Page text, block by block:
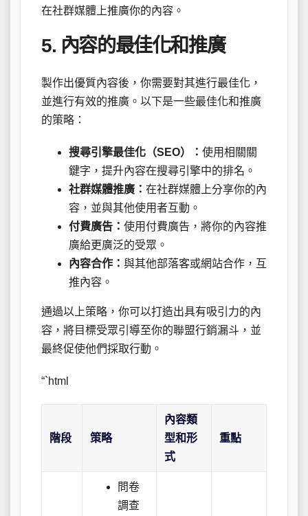
在社群媒體上推廣你的內容。
5. 內容的最佳化和推廣
製作出優質內容後，你需要對其進行最佳化，
並進行有效的推廣。以下是一些最佳化和推廣
的策略：
搜尋引擎最佳化（SEO）： 使用相關關
鍵字，提升內容在搜尋引擎中的排名。
社群媒體推廣： 在社群媒體上分享你的內
容，並與其他使用者互動。
付費廣告： 使用付費廣告，將你的內容推
廣給更廣泛的受眾。
內容合作： 與其他部落客或網站合作，互
推內容。
通過以上策略，你可以打造出具有吸引力的內
容，將目標受眾引導至你的聯盟行銷漏斗，並
最終促使他們採取行動。
“`html
階段 策略
內容類
型和形
式
重點
問卷
調查